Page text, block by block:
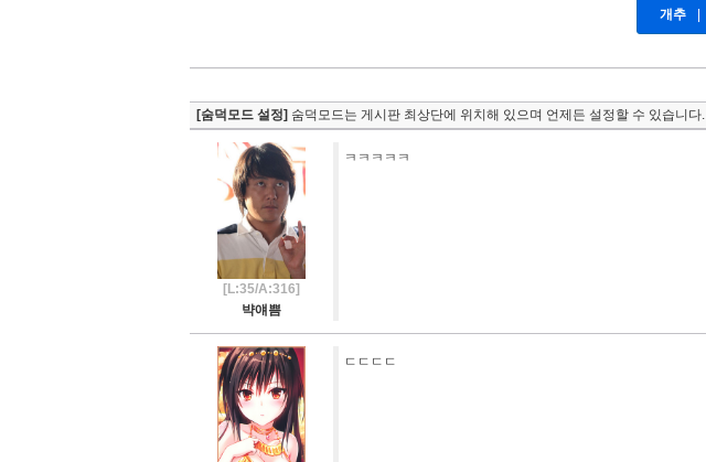
개추
[숨덕모드 설정] 숨덕모드는 게시판 최상단에 위치해 있으며 언제든 설정할 수 있습니다.
[L:35/A:316]
뱍얘쁨
ㅋㅋㅋㅋㅋ
ㄷㄷㄷㄷ